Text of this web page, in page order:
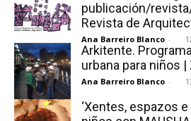
publicación/
Revista de
Ana Barreiro Blanco -
Arkitente.
urbana para niños |
Ana Barreiro Blanco -
‘Xentes, espazos e